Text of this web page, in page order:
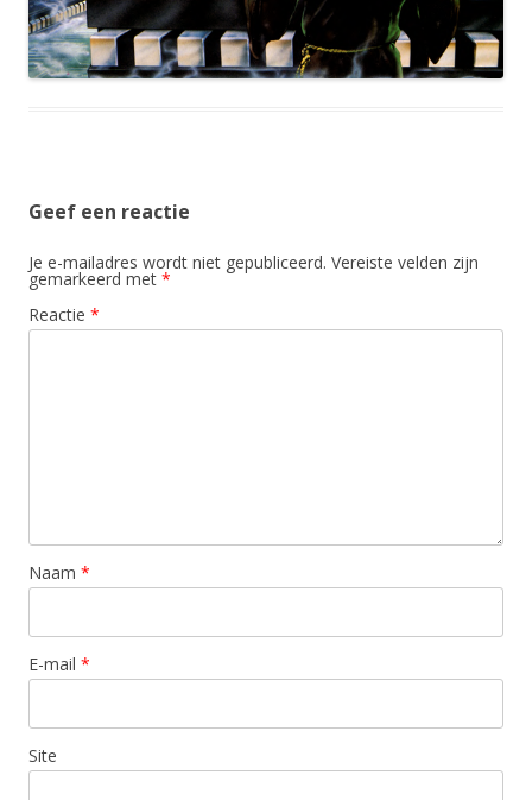
Geef een reactie
Je e-mailadres wordt niet gepubliceerd. Vereiste velden zijn
gemarkeerd met *
Reactie *
Naam *
E-mail *
Site